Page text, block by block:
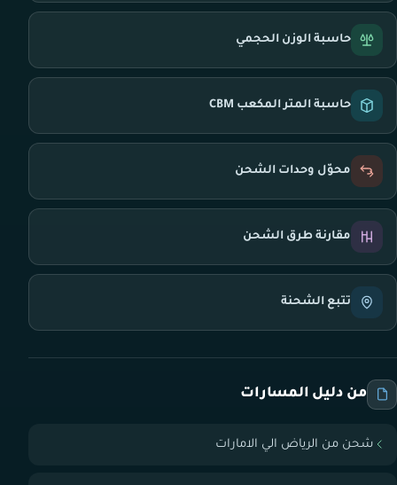
حاسبة الوزن الحجمي
حاسبة المتر المكعب CBM
محوّل وحدات الشحن
مقارنة طرق الشحن
تتبع الشحنة
من دليل المسارات
شحن من الرياض الي الامارات